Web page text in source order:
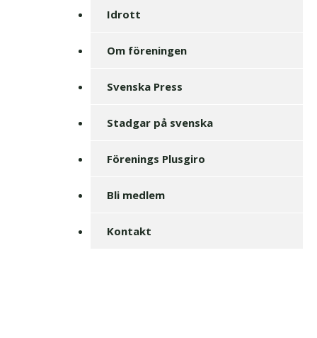
Idrott
Om föreningen
Svenska Press
Stadgar på svenska
Förenings Plusgiro
Bli medlem
Kontakt